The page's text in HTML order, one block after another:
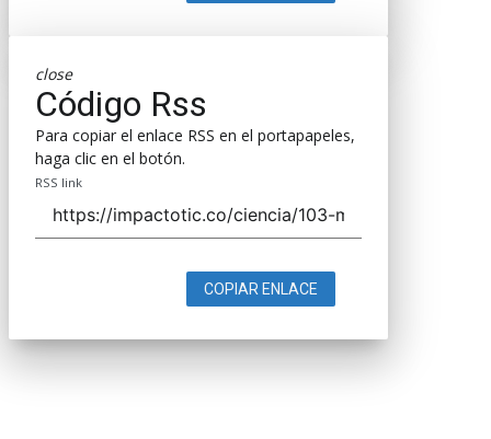
close
Código Rss
Para copiar el enlace RSS en el portapapeles,
haga clic en el botón.
RSS link
COPIAR ENLACE